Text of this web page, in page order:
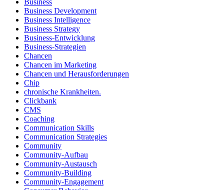
Business Development
Business Intelligence
Business Strategy
Business-Entwicklung
Business-Strategien
Chancen
Chancen im Marketing
Chancen und Herausforderungen
Chip
chronische Krankheiten.
Clickbank
CMS
Coaching
Communication Skills
Communication Strategies
Community
Community-Aufbau
Community-Austausch
Community-Building
Community-Engagement